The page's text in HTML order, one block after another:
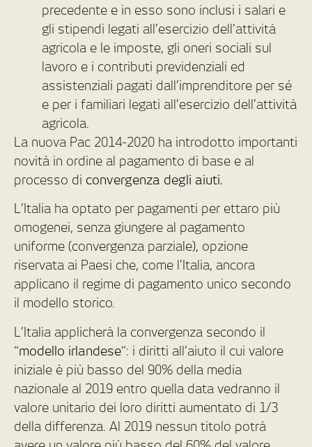
precedente e in esso sono inclusi i salari e
gli stipendi legati all’esercizio dell’attività
agricola e le imposte, gli oneri sociali sul
lavoro e i contributi previdenziali ed
assistenziali pagati dall’imprenditore per sé
e per i familiari legati all’esercizio dell’attività
agricola.
La nuova Pac 2014-2020 ha introdotto importanti
novità in ordine al pagamento di base e al
processo di convergenza degli aiuti.
L’Italia ha optato per pagamenti per ettaro più
omogenei, senza giungere al pagamento
uniforme (convergenza parziale), opzione
riservata ai Paesi che, come l’Italia, ancora
applicano il regime di pagamento unico secondo
il modello storico.
L’Italia applicherà la convergenza secondo il
“modello irlandese”: i diritti all’aiuto il cui valore
iniziale è più basso del 90% della media
nazionale al 2019 entro quella data vedranno il
valore unitario dei loro diritti aumentato di 1/3
della differenza. Al 2019 nessun titolo potrà